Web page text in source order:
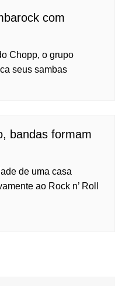
com
Chopp, o grupo
seus sambas
bandas formam
de uma casa
ao Rock n’ Roll